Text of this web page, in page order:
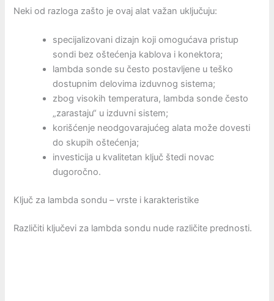
Neki od razloga zašto je ovaj alat važan uključuju:
specijalizovani dizajn koji omogućava pristup
sondi bez oštećenja kablova i konektora;
lambda sonde su često postavljene u teško
dostupnim delovima izduvnog sistema;
zbog visokih temperatura, lambda sonde često
„zarastaju“ u izduvni sistem;
korišćenje neodgovarajućeg alata može dovesti
do skupih oštećenja;
investicija u kvalitetan ključ štedi novac
dugoročno.
Ključ za lambda sondu – vrste i karakteristike
Različiti ključevi za lambda sondu nude različite prednosti.